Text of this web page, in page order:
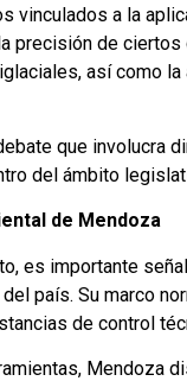
vinculados a la
precisión de
así como
que involucra
del ámbito
de Mendoza
es importante
país. Su marco
de control
Mendoza